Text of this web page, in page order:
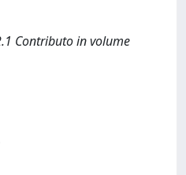
Contributo in volume